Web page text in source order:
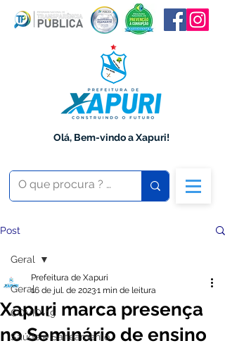
Olá, Bem-vindo a Xapuri!
Post
Geral
COVID-19
Saúde e Saneamento
Geral
Xapuri marca presença
no Seminário de ensino
Prefeitura de Xapuri
16 de jul. de 20231 min de leitura